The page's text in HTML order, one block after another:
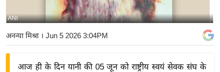
ज़
ANI
अनन्या मिश्रा । Jun 5 2026 3:04PM
आज ही के दिन यानी की 05 जून को राष्ट्रीय स्वयं सेवक संघ के